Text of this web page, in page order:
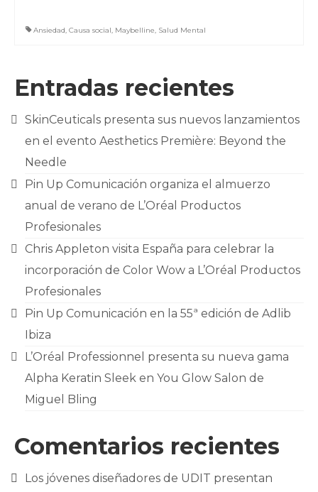
Ansiedad, Causa social, Maybelline, Salud Mental
Entradas recientes
SkinCeuticals presenta sus nuevos lanzamientos
en el evento Aesthetics Première: Beyond the
Needle
Pin Up Comunicación organiza el almuerzo
anual de verano de L’Oréal Productos
Profesionales
Chris Appleton visita España para celebrar la
incorporación de Color Wow a L’Oréal Productos
Profesionales
Pin Up Comunicación en la 55ª edición de Adlib
Ibiza
L’Oréal Professionnel presenta su nueva gama
Alpha Keratin Sleek en You Glow Salon de
Miguel Bling
Comentarios recientes
Los jóvenes diseñadores de UDIT presentan